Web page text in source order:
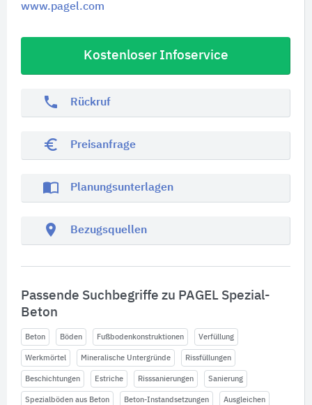
www.pagel.com
Kostenloser Infoservice
phone Rückruf
euro_symbol Preisanfrage
import_contacts Planungsunterlagen
location_on Bezugsquellen
Passende Suchbegriffe zu PAGEL Spezial-
Beton
Beton Böden Fußbodenkonstruktionen Verfüllung
Werkmörtel Mineralische Untergründe Rissfüllungen
Beschichtungen Estriche Risssanierungen Sanierung
Spezialböden aus Beton Beton-Instandsetzungen Ausgleichen